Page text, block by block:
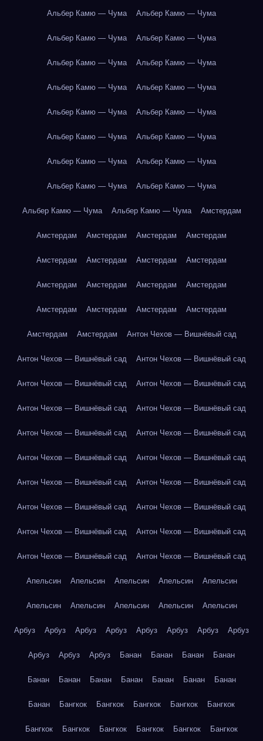
Альбер Камю — Чума Альбер Камю — Чума
Альбер Камю — Чума Альбер Камю — Чума
Альбер Камю — Чума Альбер Камю — Чума
Альбер Камю — Чума Альбер Камю — Чума
Альбер Камю — Чума Альбер Камю — Чума
Альбер Камю — Чума Альбер Камю — Чума
Альбер Камю — Чума Альбер Камю — Чума
Альбер Камю — Чума Альбер Камю — Чума
Альбер Камю — Чума Альбер Камю — Чума Амстердам
Амстердам Амстердам Амстердам Амстердам
Амстердам Амстердам Амстердам Амстердам
Амстердам Амстердам Амстердам Амстердам
Амстердам Амстердам Амстердам Амстердам
Амстердам Амстердам Антон Чехов — Вишнёвый сад
Антон Чехов — Вишнёвый сад Антон Чехов — Вишнёвый сад
Антон Чехов — Вишнёвый сад Антон Чехов — Вишнёвый сад
Антон Чехов — Вишнёвый сад Антон Чехов — Вишнёвый сад
Антон Чехов — Вишнёвый сад Антон Чехов — Вишнёвый сад
Антон Чехов — Вишнёвый сад Антон Чехов — Вишнёвый сад
Антон Чехов — Вишнёвый сад Антон Чехов — Вишнёвый сад
Антон Чехов — Вишнёвый сад Антон Чехов — Вишнёвый сад
Антон Чехов — Вишнёвый сад Антон Чехов — Вишнёвый сад
Антон Чехов — Вишнёвый сад Антон Чехов — Вишнёвый сад
Апельсин Апельсин Апельсин Апельсин Апельсин
Апельсин Апельсин Апельсин Апельсин Апельсин
Арбуз Арбуз Арбуз Арбуз Арбуз Арбуз Арбуз Арбуз
Арбуз Арбуз Арбуз Банан Банан Банан Банан
Банан Банан Банан Банан Банан Банан Банан
Банан Бангкок Бангкок Бангкок Бангкок Бангкок
Бангкок Бангкок Бангкок Бангкок Бангкок Бангкок